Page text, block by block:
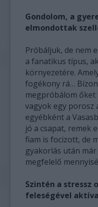
Gondolom, a
elmondottak
Próbáljuk, de nem
a fanatikus típus,
környezetére.
fogékony rá…
megpróbálom
vagyok egy porosz
egyébként a
jó a csapat, remek
fiam is focizott, de
gyakorlás után
megfelelő
Szintén a stressz
feleségével